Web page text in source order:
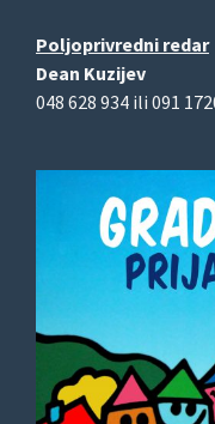
Poljoprivredni redar
Dean Kuzijev
048 628 934 ili 091